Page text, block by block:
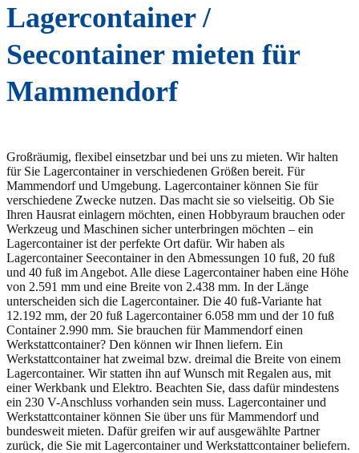
Lagercontainer /
Seecontainer mieten für
Mammendorf
Großräumig, flexibel einsetzbar und bei uns zu mieten. Wir halten
für Sie Lagercontainer in verschiedenen Größen bereit. Für
Mammendorf und Umgebung. Lagercontainer können Sie für
verschiedene Zwecke nutzen. Das macht sie so vielseitig. Ob Sie
Ihren Hausrat einlagern möchten, einen Hobbyraum brauchen oder
Werkzeug und Maschinen sicher unterbringen möchten – ein
Lagercontainer ist der perfekte Ort dafür. Wir haben als
Lagercontainer Seecontainer in den Abmessungen 10 fuß, 20 fuß
und 40 fuß im Angebot. Alle diese Lagercontainer haben eine Höhe
von 2.591 mm und eine Breite von 2.438 mm. In der Länge
unterscheiden sich die Lagercontainer. Die 40 fuß-Variante hat
12.192 mm, der 20 fuß Lagercontainer 6.058 mm und der 10 fuß
Container 2.990 mm. Sie brauchen für Mammendorf einen
Werkstattcontainer? Den können wir Ihnen liefern. Ein
Werkstattcontainer hat zweimal bzw. dreimal die Breite von einem
Lagercontainer. Wir statten ihn auf Wunsch mit Regalen aus, mit
einer Werkbank und Elektro. Beachten Sie, dass dafür mindestens
ein 230 V-Anschluss vorhanden sein muss. Lagercontainer und
Werkstattcontainer können Sie über uns für Mammendorf und
bundesweit mieten. Dafür greifen wir auf ausgewählte Partner
zurück, die Sie mit Lagercontainer und Werkstattcontainer beliefern.